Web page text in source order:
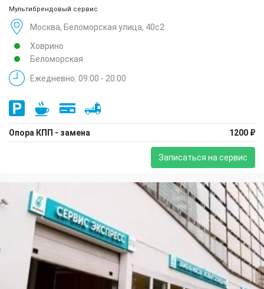
Мультибрендовый сервис
Москва, Беломорская улица, 40с2
Ховрино
Беломорская
Ежедневно: 09:00 - 20:00
Опора КПП - замена 1200 ₽
Записаться на сервис